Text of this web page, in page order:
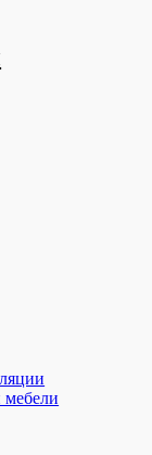
мебели